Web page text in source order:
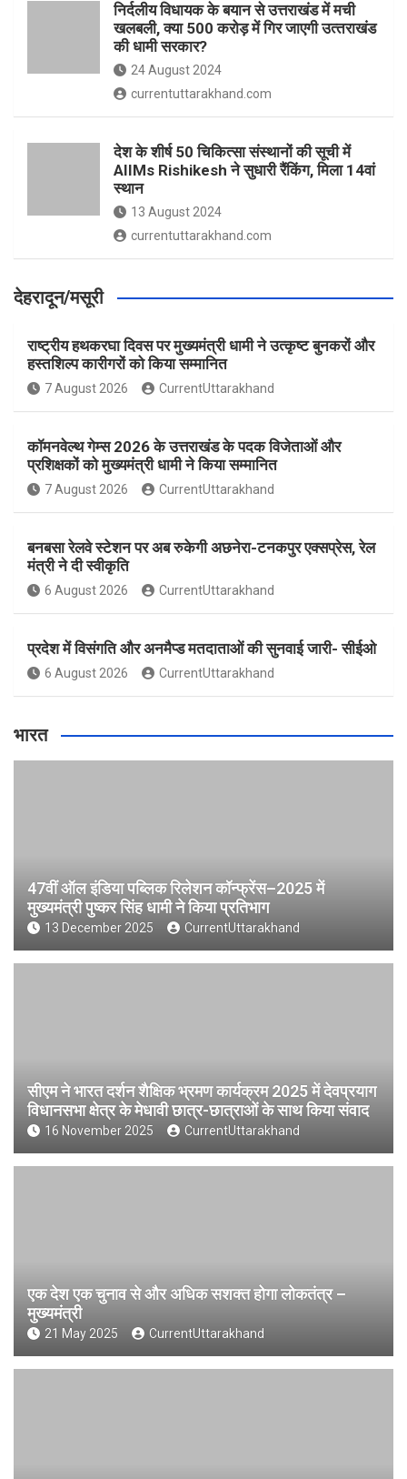
निर्दलीय विधायक के बयान से उत्तराखंड में मची
खलबली, क्‍या 500 करोड़ में गिर जाएगी उत्‍तराखंड
की धामी सरकार?
24 August 2024
currentuttarakhand.com
देश के शीर्ष 50 चिकित्सा संस्थानों की सूची में
AIIMs Rishikesh ने सुधारी रैंकिंग, मिला 14वां
स्थान
13 August 2024
currentuttarakhand.com
देहरादून/मसूरी
राष्ट्रीय हथकरघा दिवस पर मुख्यमंत्री धामी ने उत्कृष्ट बुनकरों और
हस्तशिल्प कारीगरों को किया सम्मानित
7 August 2026 CurrentUttarakhand
कॉमनवेल्थ गेम्स 2026 के उत्तराखंड के पदक विजेताओं और
प्रशिक्षकों को मुख्यमंत्री धामी ने किया सम्मानित
7 August 2026 CurrentUttarakhand
बनबसा रेलवे स्टेशन पर अब रुकेगी अछनेरा-टनकपुर एक्सप्रेस, रेल
मंत्री ने दी स्वीकृति
6 August 2026 CurrentUttarakhand
प्रदेश में विसंगति और अनमैप्ड मतदाताओं की सुनवाई जारी- सीईओ
6 August 2026 CurrentUttarakhand
भारत
47वीं ऑल इंडिया पब्लिक रिलेशन कॉन्फ्रेंस–2025 में
मुख्यमंत्री पुष्कर सिंह धामी ने किया प्रतिभाग
13 December 2025 CurrentUttarakhand
सीएम ने भारत दर्शन शैक्षिक भ्रमण कार्यक्रम 2025 में देवप्रयाग
विधानसभा क्षेत्र के मेधावी छात्र-छात्राओं के साथ किया संवाद
16 November 2025 CurrentUttarakhand
एक देश एक चुनाव से और अधिक सशक्त होगा लोकतंत्र –
मुख्यमंत्री
21 May 2025 CurrentUttarakhand